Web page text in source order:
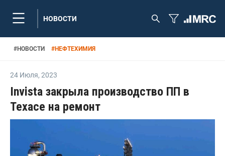
НОВОСТИ
#НОВОСТИ #НЕФТЕХИМИЯ
24 Июля, 2023
Invista закрыла производство ПП в
Техасе на ремонт